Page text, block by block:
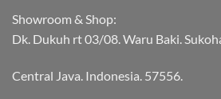
Showroom & Shop:
Dk. Dukuh rt 03/08. Waru Baki.
Central Java. Indonesia. 57556.